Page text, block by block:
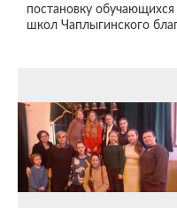
постановку
школ Чаплыгинского